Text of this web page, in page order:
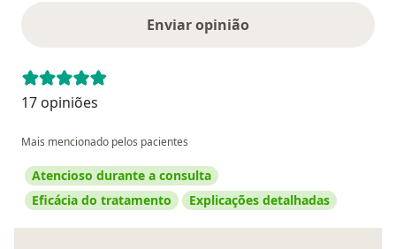
Enviar opinião
17 opiniões
Mais mencionado pelos pacientes
Atencioso durante a consulta
Eficácia do tratamento
Explicações detalhadas